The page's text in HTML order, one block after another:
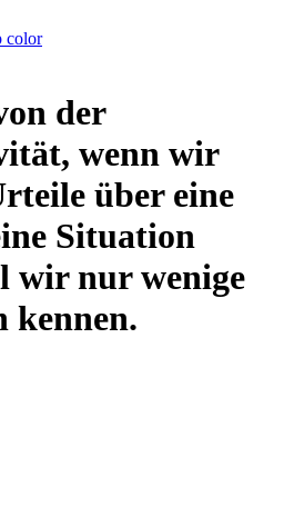
der
wenn wir
über eine
Situation
wir nur wenige
kennen.